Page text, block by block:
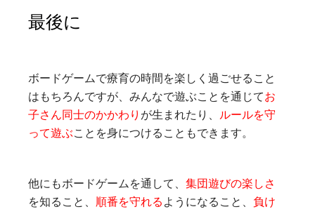
最後に
ボードゲームで療育の時間を楽しく過ごせること
はもちろんですが、みんなで遊ぶことを通じてお
子さん同士のかかわり が生まれたり、 ルールを守
って遊ぶことを身につけることもできます。
他にもボードゲームを通して、集団遊びの楽しさ
を知ること、 順番を守れるようになること 、 負け